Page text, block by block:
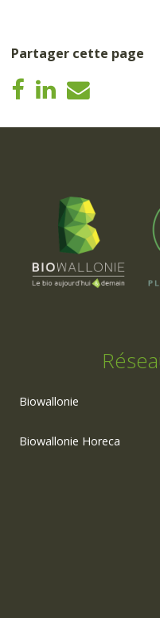
Partager cette page
Biowallonie
Biowallonie Horeca